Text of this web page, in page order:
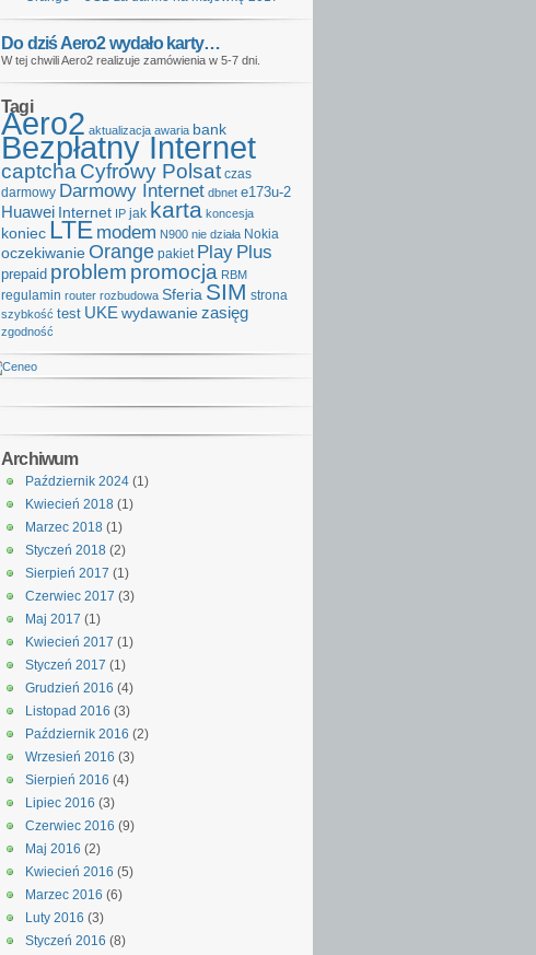
Do dziś Aero2 wydało karty…
W tej chwili Aero2 realizuje zamówienia w 5-7 dni.
Tagi
Aero2 aktualizacja awaria bank
Bezpłatny Internet
captcha Cyfrowy Polsat czas
darmowy Darmowy Internet dbnet e173u-2
Huawei Internet IP jak karta koncesja
koniec LTE modem N900 nie działa Nokia
oczekiwanie Orange pakiet Play Plus
prepaid problem promocja RBM
regulamin router rozbudowa Sferia SIM strona
szybkość test UKE wydawaniezasięg
zgodność
Archiwum
Październik 2024 (1)
Kwiecień 2018 (1)
Marzec 2018 (1)
Styczeń 2018 (2)
Sierpień 2017 (1)
Czerwiec 2017 (3)
Maj 2017 (1)
Kwiecień 2017 (1)
Styczeń 2017 (1)
Grudzień 2016 (4)
Listopad 2016 (3)
Październik 2016 (2)
Wrzesień 2016 (3)
Sierpień 2016 (4)
Lipiec 2016 (3)
Czerwiec 2016 (9)
Maj 2016 (2)
Kwiecień 2016 (5)
Marzec 2016 (6)
Luty 2016 (3)
Styczeń 2016 (8)